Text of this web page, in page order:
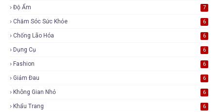
Độ Ẩm 7
Chăm Sóc Sức Khỏe 6
Chống Lão Hóa 6
Dụng Cụ 6
Fashion 6
Giảm Đau 6
Không Gian Nhỏ 6
Khẩu Trang 6